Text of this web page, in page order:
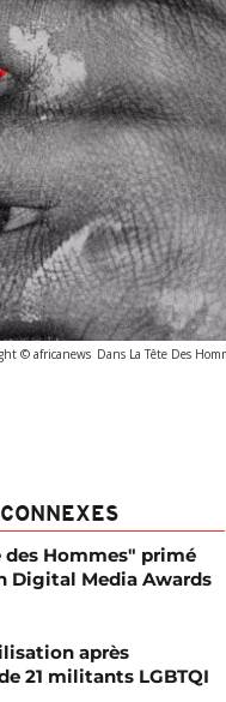
© africanews Dans La Tête Des
des Hommes" primé
Digital Media Awards
après
21 militants LGBTQI